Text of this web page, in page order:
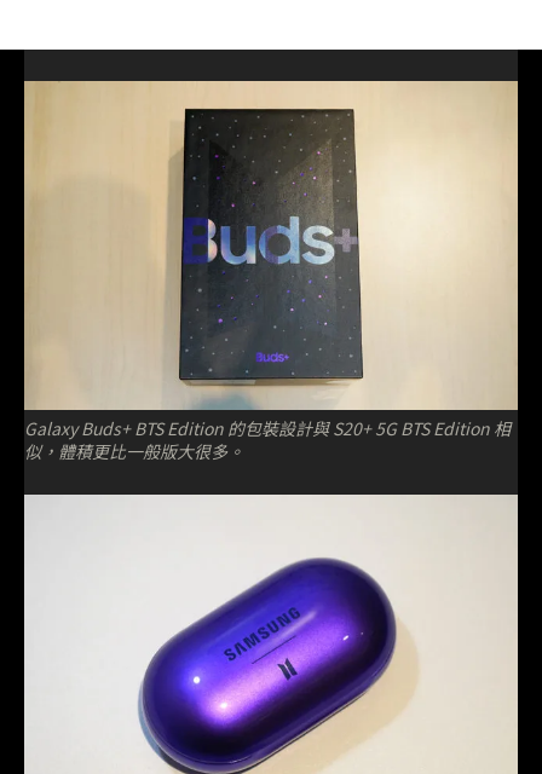
Galaxy Buds+ BTS Edition 的包裝設計與 S20+ 5G BTS Edition 相
似，體積更比一般版大很多。